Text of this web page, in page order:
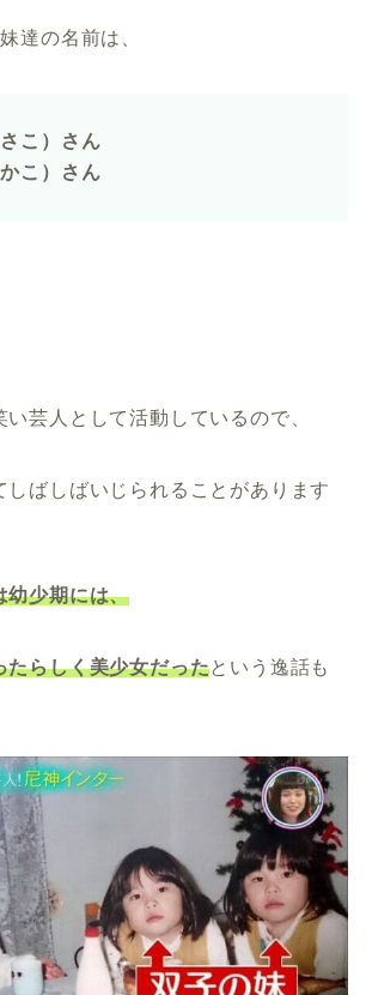
達の名前は、
こ）さん
こ）さん
芸人として活動しているので、
しばしばいじられることがあります
幼少期には、
たらしく美少女だったという逸話も